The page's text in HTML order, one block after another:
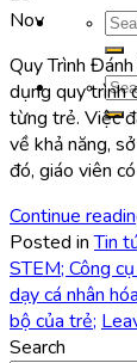
for:
for:
Nov
Quy Trình
dụng quy trình
từng trẻ. Việc
về khả năng,
đó, giáo viên
Continue
Posted inTin
STEM; Công
dạy cá nhân
bộ của trẻ;
Search